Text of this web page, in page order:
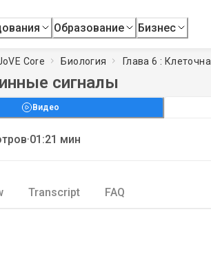
Образование Бизнес
Core Биология Глава 6 :
сигналы
Видео
·01:21 мин
Transcript FAQ